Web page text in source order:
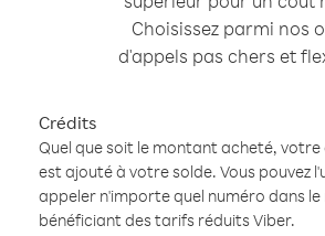
Choisissez parmi nos
d'appels pas chers et
Crédits
Quel que soit le montant acheté,
est ajouté à votre solde. Vous pouvez
appeler n'importe quel numéro dans le
bénéficiant des tarifs réduits Viber.